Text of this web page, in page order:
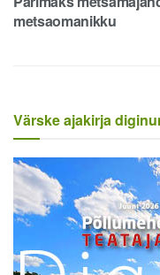
metsaomanikku
Värske ajakirja